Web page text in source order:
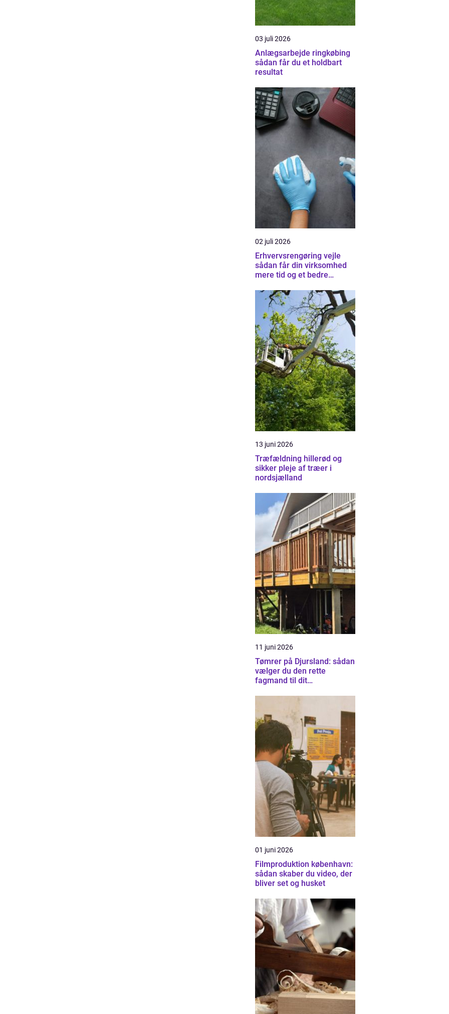
03 juli 2026
Anlægsarbejde ringkøbing
sådan får du et holdbart
resultat
02 juli 2026
Erhvervsrengøring vejle
sådan får din virksomhed
mere tid og et bedre
13 juni 2026
Træfældning hillerød og
sikker pleje af træer i
nordsjælland
11 juni 2026
Tømrer på Djursland: sådan
vælger du den rette
fagmand til dit
01 juni 2026
Filmproduktion københavn:
sådan skaber du video, der
bliver set og husket